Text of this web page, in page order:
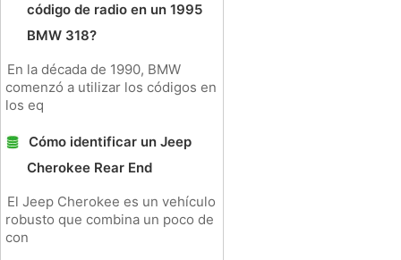
código de radio en un 1995
BMW 318?
En la década de 1990, BMW
comenzó a utilizar los códigos en
los eq
Cómo identificar un Jeep
Cherokee Rear End
El Jeep Cherokee es un vehículo
robusto que combina un poco de
con